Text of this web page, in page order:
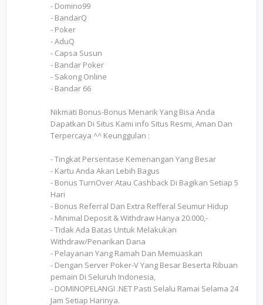
- Domino99
- BandarQ
- Poker
- AduQ
- Capsa Susun
- Bandar Poker
- Sakong Online
- Bandar 66
Nikmati Bonus-Bonus Menarik Yang Bisa Anda
Dapatkan Di Situs Kami info Situs Resmi, Aman Dan
Terpercaya ^^ Keunggulan :
- Tingkat Persentase Kemenangan Yang Besar
- Kartu Anda Akan Lebih Bagus
- Bonus TurnOver Atau Cashback Di Bagikan Setiap 5
Hari
- Bonus Referral Dan Extra Refferal Seumur Hidup
- Minimal Deposit & Withdraw Hanya 20.000,-
- Tidak Ada Batas Untuk Melakukan
Withdraw/Penarikan Dana
- Pelayanan Yang Ramah Dan Memuaskan
- Dengan Server Poker-V Yang Besar Beserta Ribuan
pemain Di Seluruh Indonesia,
- DOMINOPELANGI .NET Pasti Selalu Ramai Selama 24
Jam Setiap Harinya.